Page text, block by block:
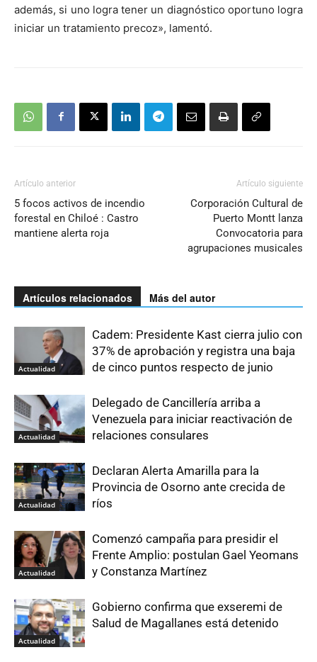
además, si uno logra tener un diagnóstico oportuno logra
iniciar un tratamiento precoz», lamentó.
Artículo anterior
5 focos activos de incendio
forestal en Chiloé : Castro
mantiene alerta roja
Artículo siguiente
Corporación Cultural de
Puerto Montt lanza
Convocatoria para
agrupaciones musicales
Artículos relacionados Más del autor
Actualidad
Cadem: Presidente Kast cierra julio con
37% de aprobación y registra una baja
de cinco puntos respecto de junio
Actualidad
Delegado de Cancillería arriba a
Venezuela para iniciar reactivación de
relaciones consulares
Actualidad
Declaran Alerta Amarilla para la
Provincia de Osorno ante crecida de
ríos
Actualidad
Comenzó campaña para presidir el
Frente Amplio: postulan Gael Yeomans
y Constanza Martínez
Actualidad
Gobierno confirma que exseremi de
Salud de Magallanes está detenido